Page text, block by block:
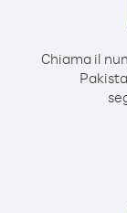
Chiama il